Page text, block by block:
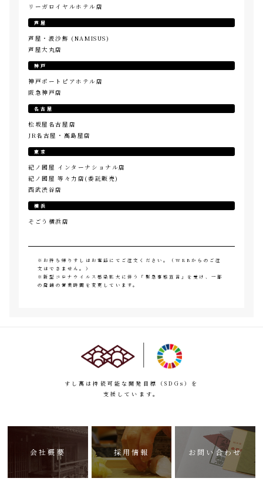
リーガロイヤルホテル店
芦屋
芦屋・波沙鮓 (NAMISUS)
芦屋大丸店
神戸
神戸ポートピアホテル店
阪急神戸店
名古屋
松坂屋名古屋店
JR名古屋・高島屋店
東京
紀ノ國屋 インターナショナル店
紀ノ國屋 等々力店(委託販売)
西武渋谷店
横浜
そごう横浜店
※お持ち帰りすしはお電話にてご注文ください。（WEBからのご注
文はできません。）
※新型コロナウイルス感染拡大に伴う「緊急事態宣言」を受け、一部
の店舗の営業時間を変更しています。
すし萬は持続可能な開発目標（SDGs）を
支援しています。
会社概要 採用情報 お問い合わせ